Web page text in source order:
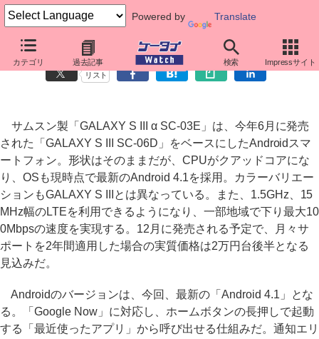
Powered by Translate
カテゴリ 過去記事 検索 Impressサイト
Android 4.1搭載、クアッドコアCPUになった「GALAXY S III α」
リスト
サムスン製「GALAXY S III α SC-03E」は、今年6月に発売
された「GALAXY S III SC-06D」をベースにしたAndroidスマ
ートフォン。形状はそのままだが、CPUがクアッドコアにな
り、OSも現時点で最新のAndroid 4.1を採用。カラーバリエー
ションもGALAXY S IIIとは異なっている。また、1.5GHz、15
MHz幅のLTEを利用できるようになり、一部地域で下り最大10
0Mbpsの速度を実現する。12月に発売される予定で、月々サ
ポートを2年間適用した場合の実質価格は2万円台後半となる
見込みだ。
Androidのバージョンは、今回、最新の「Android 4.1」とな
る。「Google Now」に対応し、ホームボタンの長押しで起動
する「最近使ったアプリ」から呼び出せる仕組みだ。通知エリ